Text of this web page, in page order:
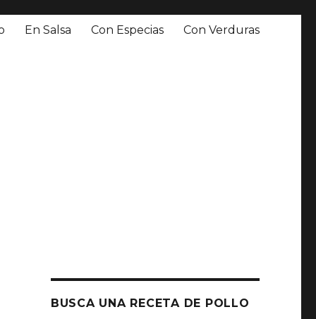
En Salsa Con Especias Con Verduras
BUSCA UNA RECETA DE POLLO